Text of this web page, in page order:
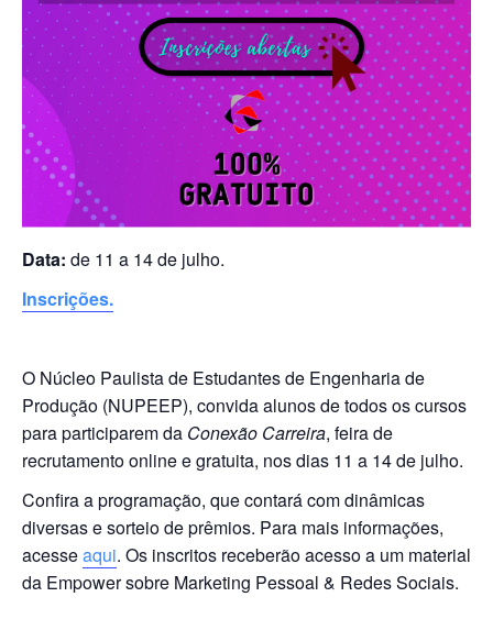
Data: de 11 a 14 de julho.
Inscrições.
O Núcleo Paulista de Estudantes de Engenharia de
Produção (NUPEEP), convida alunos de todos os cursos
para participarem da Conexão Carreira, feira de
recrutamento online e gratuita, nos dias 11 a 14 de julho.
Confira a programação, que contará com dinâmicas
diversas e sorteio de prêmios. Para mais informações,
acesseaqui. Os inscritos receberão acesso a um material
da Empower sobre Marketing Pessoal & Redes Sociais.